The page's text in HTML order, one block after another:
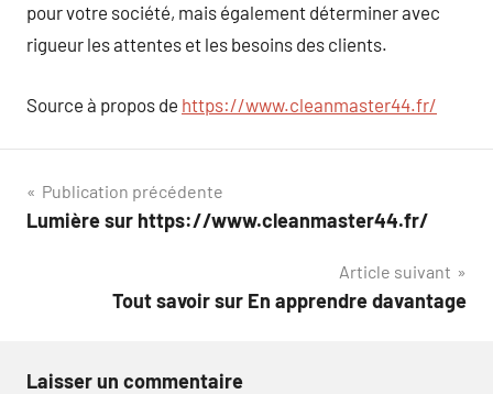
pour votre société, mais également déterminer avec
rigueur les attentes et les besoins des clients.
Source à propos de https://www.cleanmaster44.fr/
Navigation
de
Publication précédente
Lumière sur https://www.cleanmaster44.fr/
Article suivant
Tout savoir sur En apprendre davantage
Laisser un commentaire